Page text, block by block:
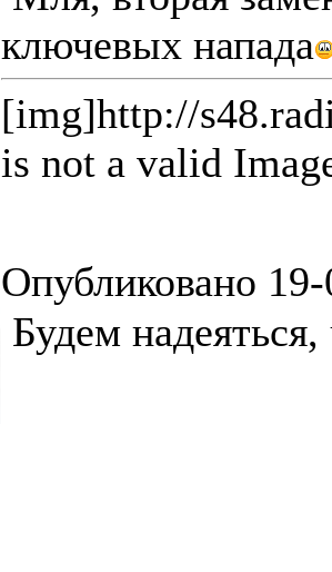
ключевых напада
[img]http://
is not a valid
Опубликовано
Будем надеяться,